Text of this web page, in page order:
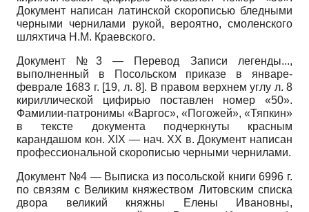
Документ написан латинской скорописью бледными
черными чернилами рукой, вероятно, смоленского
шляхтича Н.М. Краевского.
Документ №3 — Перевод Записи легенды...,
выполненный в Посольском приказе в январе-
феврале 1683 г. [19, л. 8]. В правом верхнем углу л. 8
кириллической цифирью поставлен номер «50».
Фамилии-патронимы «Варгос», «Погожей», «Тяпкин»
в тексте документа подчеркнуты красным
карандашом кон. XIX — нач. XX в. Документ написан
профессиональной скорописью черными чернилами.
Документ №4 — Выписка из посольской книги 6996 г.
по связям с Великим княжеством Литовским списка
двора великий княжны Елены Ивановны,